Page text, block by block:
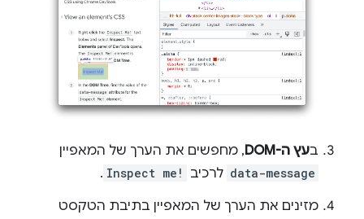
בעץ ה-DOM , מחפשים את הערך של המאפיין
data-message לרכיב Inspect me!
.
מזינים את הערך של המאפיין בתיבת הטקסט